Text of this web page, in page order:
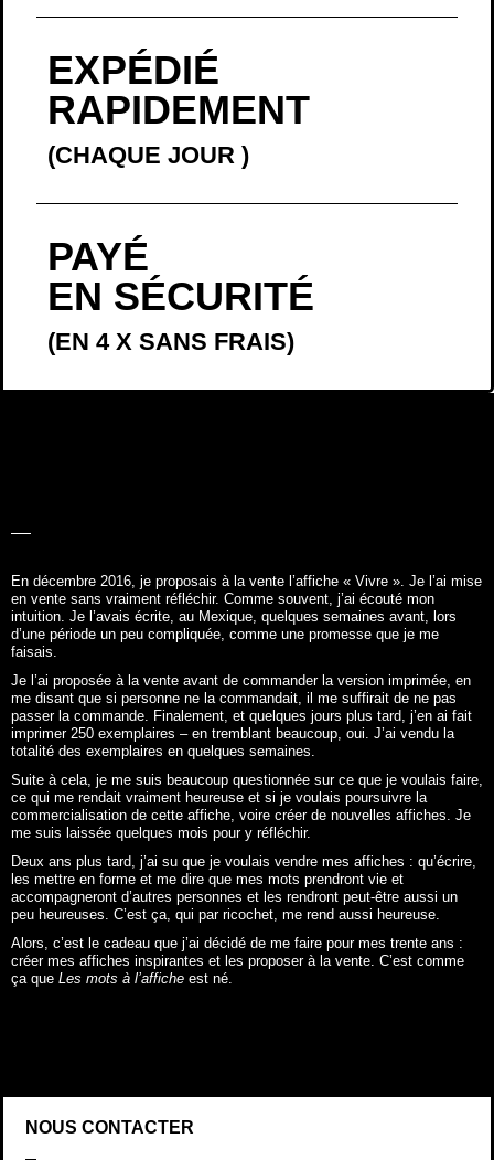
EXPÉDIÉ
RAPIDEMENT
(CHAQUE JOUR )
PAYÉ
EN SÉCURITÉ
(EN 4 X SANS FRAIS)
En décembre 2016, je proposais à la vente l’affiche « Vivre ». Je l’ai mise
en vente sans vraiment réfléchir. Comme souvent, j’ai écouté mon
intuition. Je l’avais écrite, au Mexique, quelques semaines avant, lors
d’une période un peu compliquée, comme une promesse que je me
faisais.
Je l’ai proposée à la vente avant de commander la version imprimée, en
me disant que si personne ne la commandait, il me suffirait de ne pas
passer la commande. Finalement, et quelques jours plus tard, j’en ai fait
imprimer 250 exemplaires – en tremblant beaucoup, oui. J’ai vendu la
totalité des exemplaires en quelques semaines.
Suite à cela, je me suis beaucoup questionnée sur ce que je voulais faire,
ce qui me rendait vraiment heureuse et si je voulais poursuivre la
commercialisation de cette affiche, voire créer de nouvelles affiches. Je
me suis laissée quelques mois pour y réfléchir.
Deux ans plus tard, j’ai su que je voulais vendre mes affiches : qu’écrire,
les mettre en forme et me dire que mes mots prendront vie et
accompagneront d’autres personnes et les rendront peut-être aussi un
peu heureuses. C’est ça, qui par ricochet, me rend aussi heureuse.
Alors, c’est le cadeau que j’ai décidé de me faire pour mes trente ans :
créer mes affiches inspirantes et les proposer à la vente. C’est comme
ça que Les mots à l’affiche est né.
NOUS CONTACTER